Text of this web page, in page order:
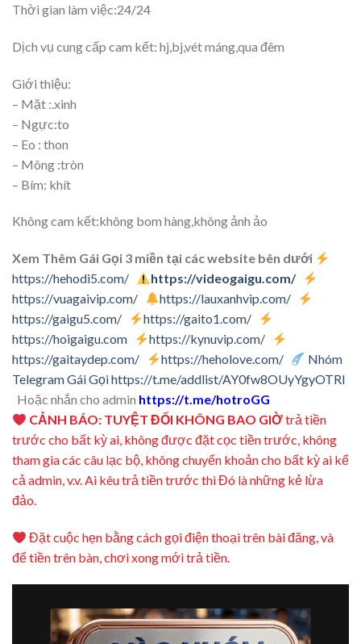
Thời gian làm việc:24/24
Dịch vụ cung cấp cam kết: hj,bj,vét máng,qua đêm
Giới thiệu:
– Mặt :.xinh
– Ngực:to
– Eo : thon
– Mông :tròn
– Bím: khít
Không cam kết:không bom hàng,không ảnh ảo
Xem Thêm Gái Gọi 3 miền tại các website bên dưới
https://hehodi5.com/
https://videogaigu.com/
https://vuagaivip.com/
https://lauxanhvip.com/
https://gaigu5.com/
https://gaito1.com/
https://hoigaigu.com
https://kynuvip.com/
https://gaitaydep.com/
https://heholove.com/
Nhóm
Telegram Gái Gọihttps://t.me/addlist/AY0fw8OUyYgyOTRl
Hoặc nhắn cho admin https://t.me/hotroGG
CẢNH BÁO: TUYỆT ĐỐI KHÔNG BAO GIỜtrả tiền
trước cho bất kỳ ai, không được đặt cọc tiền trước, không
tham gia các câu lạc bộ, không chuyển khoản cho bất kỳ ai kể
cả admin, v.v. Ai kêu trả tiền trước thì Đó là những kẻ lừa
đảo.
Đặt cuộc hẹn bằng cách gọi điện thoại trên bài đăng, và
để tiền trên bàn, chơi xong mới trả tiền.